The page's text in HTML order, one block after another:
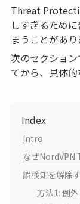
Threat
しすぎるため
まうことがあり
次のセクショ
てから、具体
Index
Intro
なぜ
誤検知を解除
方法1: 例